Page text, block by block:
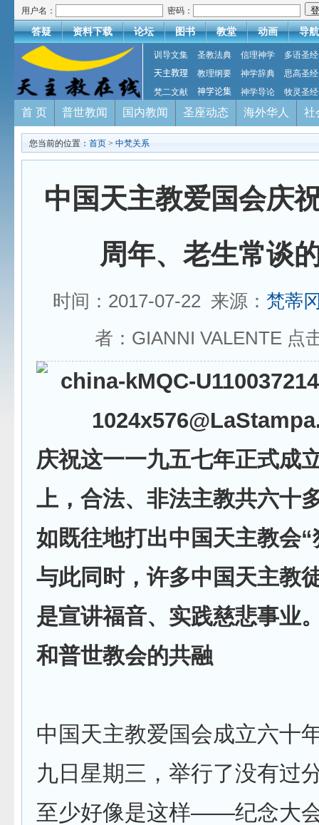
用户名： 密码：
答疑 资料下载 论坛 图书 教堂 动画 导航
训导文集 圣教法典 信理神学
多语圣经
天主教理
教理纲要 神学辞典
思高圣经
梵二文献
神学论集 神学导论 牧灵圣经
首 页 普世教闻 国内教闻 圣座动态 海外华人 社
您当前的位置： 首页 > 中梵关系
中国天主教爱国会庆
周年、老生常谈
时间：2017-07-22 来源： 梵蒂
者：GIANNI VALENTE 点
庆祝这一一九五七年正式成
上，合法、非法主教共六十
如既往地打出中国天主教会
与此同时，许多中国天主教
是宣讲福音、实践慈悲事业
和普世教会的共融
中国天主教爱国会成立六十
九日星期三，举行了没有
至少好像是这样——纪念大